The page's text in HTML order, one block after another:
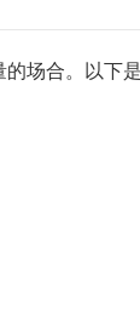
的场合。以下